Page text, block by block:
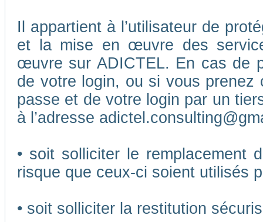
Il appartient à l’utilisateur de
et la mise en œuvre des
œuvre sur ADICTEL. En cas de
de votre login, ou si vous prenez
passe et de votre login par un
à l’adresse
• soit solliciter le
risque que ceux-ci soient utilisés
• soit solliciter la restitution